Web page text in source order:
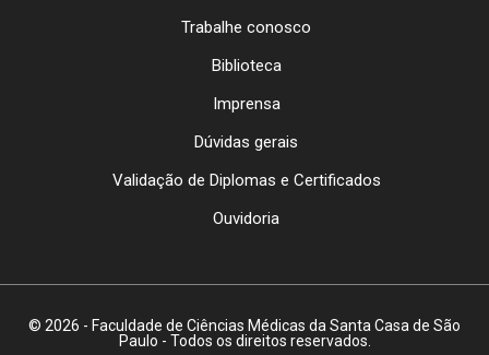
Trabalhe conosco
Biblioteca
Imprensa
Dúvidas gerais
Validação de Diplomas e Certificados
Ouvidoria
© 2026 - Faculdade de Ciências Médicas da Santa Casa de São
Paulo - Todos os direitos reservados.